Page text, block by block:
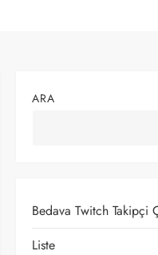
ARA
Bedava Twitch Takipçi
Liste